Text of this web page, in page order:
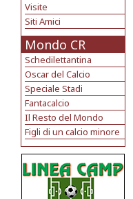
Visite
Siti Amici
Mondo CR
Schedilettantina
Oscar del Calcio
Speciale Stadi
Fantacalcio
Il Resto del Mondo
Figli di un calcio minore